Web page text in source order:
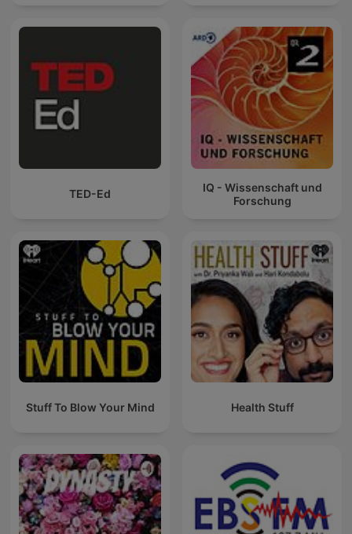
TED-Ed
IQ - Wissenschaft und
Forschung
Stuff To Blow Your Mind Health Stuff